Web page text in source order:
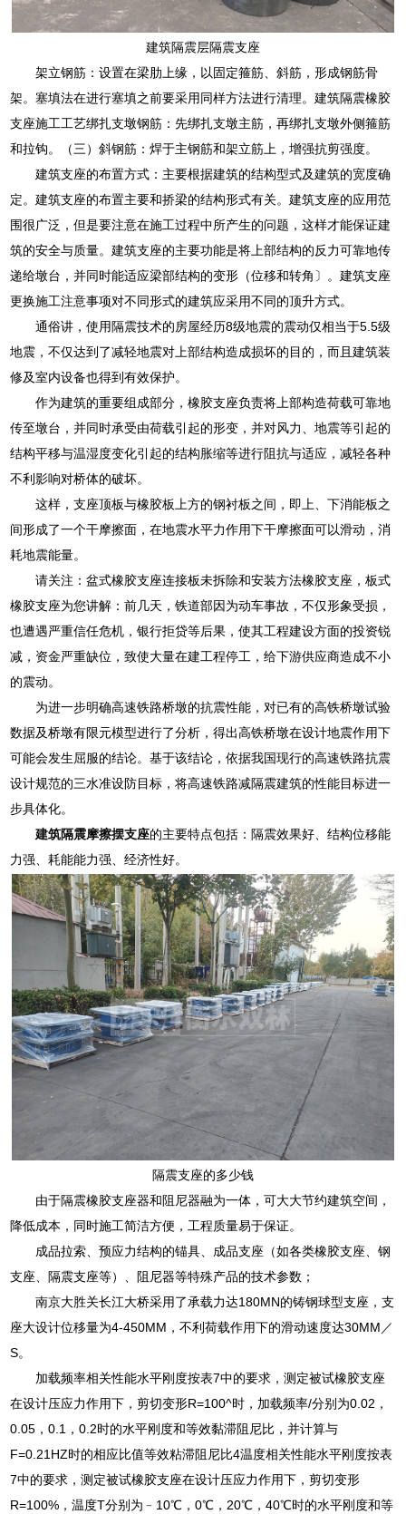
建筑隔震层隔震支座
架立钢筋：设置在梁肋上缘，以固定箍筋、斜筋，形成钢筋骨
架。塞填法在进行塞填之前要采用同样方法进行清理。建筑隔震橡胶
支座施工工艺绑扎支墩钢筋：先绑扎支墩主筋，再绑扎支墩外侧箍筋
和拉钩。（三）斜钢筋：焊于主钢筋和架立筋上，增强抗剪强度。
建筑支座的布置方式：主要根据建筑的结构型式及建筑的宽度确
定。建筑支座的布置主要和挢梁的结构形式有关。建筑支座的应用范
围很广泛，但是要注意在施工过程中所产生的问题，这样才能保证建
筑的安全与质量。建筑支座的主要功能是将上部结构的反力可靠地传
递给墩台，并同时能适应梁部结构的变形（位移和转角〕。建筑支座
更换施工注意事项对不同形式的建筑应采用不同的顶升方式。
通俗讲，使用隔震技术的房屋经历8级地震的震动仅相当于5.5级
地震，不仅达到了减轻地震对上部结构造成损坏的目的，而且建筑装
修及室内设备也得到有效保护。
作为建筑的重要组成部分，橡胶支座负责将上部构造荷载可靠地
传至墩台，并同时承受由荷载引起的形变，并对风力、地震等引起的
结构平移与温湿度变化引起的结构胀缩等进行阻抗与适应，减轻各种
不利影响对桥体的破坏。
这样，支座顶板与橡胶板上方的钢衬板之间，即上、下消能板之
间形成了一个干摩擦面，在地震水平力作用下干摩擦面可以滑动，消
耗地震能量。
请关注：盆式橡胶支座连接板未拆除和安装方法橡胶支座，板式
橡胶支座为您讲解：前几天，铁道部因为动车事故，不仅形象受损，
也遭遇严重信任危机，银行拒贷等后果，使其工程建设方面的投资锐
减，资金严重缺位，致使大量在建工程停工，给下游供应商造成不小
的震动。
为进一步明确高速铁路桥墩的抗震性能，对已有的高铁桥墩试验
数据及桥墩有限元模型进行了分析，得出高铁桥墩在设计地震作用下
可能会发生屈服的结论。基于该结论，依据我国现行的高速铁路抗震
设计规范的三水准设防目标，将高速铁路减隔震建筑的性能目标进一
步具体化。
建筑隔震摩擦摆支座的主要特点包括：隔震效果好、结构位移能
力强、耗能能力强、经济性好。
隔震支座的多少钱
由于隔震橡胶支座器和阻尼器融为一体，可大大节约建筑空间，
降低成本，同时施工简洁方便，工程质量易于保证。
成品拉索、预应力结构的锚具、成品支座（如各类橡胶支座、钢
支座、隔震支座等）、阻尼器等特殊产品的技术参数；
南京大胜关长江大桥采用了承载力达180MN的铸钢球型支座，支
座大设计位移量为4-450MM，不利荷载作用下的滑动速度达30MM／
S。
加载频率相关性能水平刚度按表7中的要求，测定被试橡胶支座
在设计压应力作用下，剪切变形R=100^时，加载频率/分别为0.02，
0.05，0.1，0.2时的水平刚度和等效黏滞阻尼比，并计算与
F=0.21HZ时的相应比值等效粘滞阻尼比4温度相关性能水平刚度按表
7中的要求，测定被试橡胶支座在设计压应力作用下，剪切变形
R=100%，温度T分别为﹣10℃，0℃，20℃，40℃时的水平刚度和等